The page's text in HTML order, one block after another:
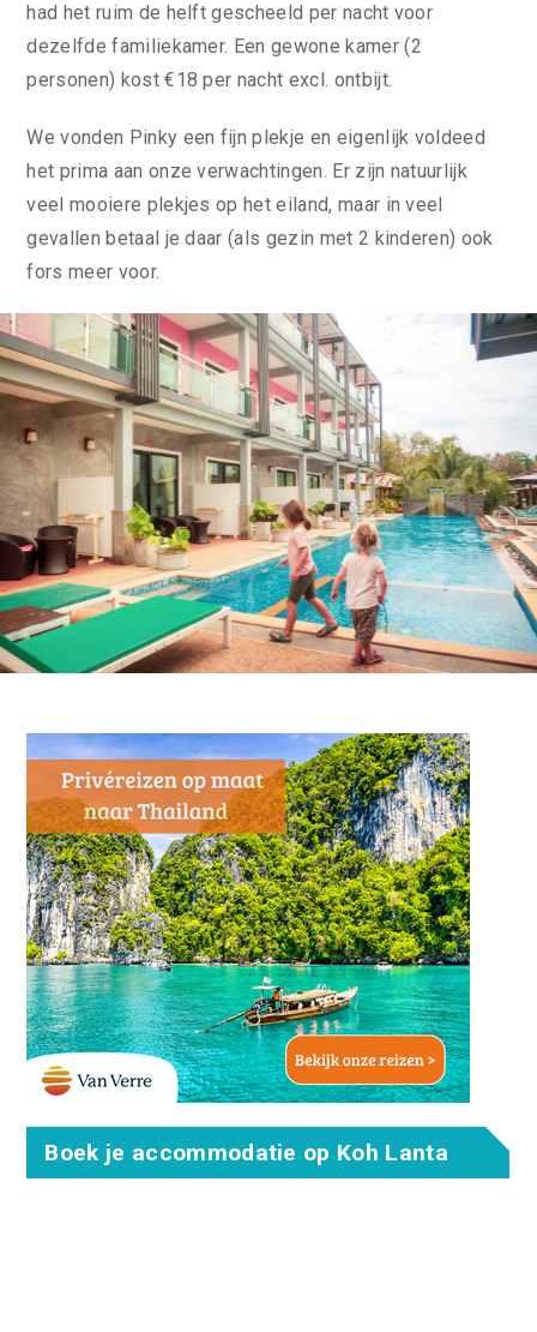
had het ruim de helft gescheeld per nacht voor
dezelfde familiekamer. Een gewone kamer (2
personen) kost €18 per nacht excl. ontbijt.
We vonden Pinky een fijn plekje en eigenlijk voldeed
het prima aan onze verwachtingen. Er zijn natuurlijk
veel mooiere plekjes op het eiland, maar in veel
gevallen betaal je daar (als gezin met 2 kinderen) ook
fors meer voor.
Boek je accommodatie op Koh Lanta